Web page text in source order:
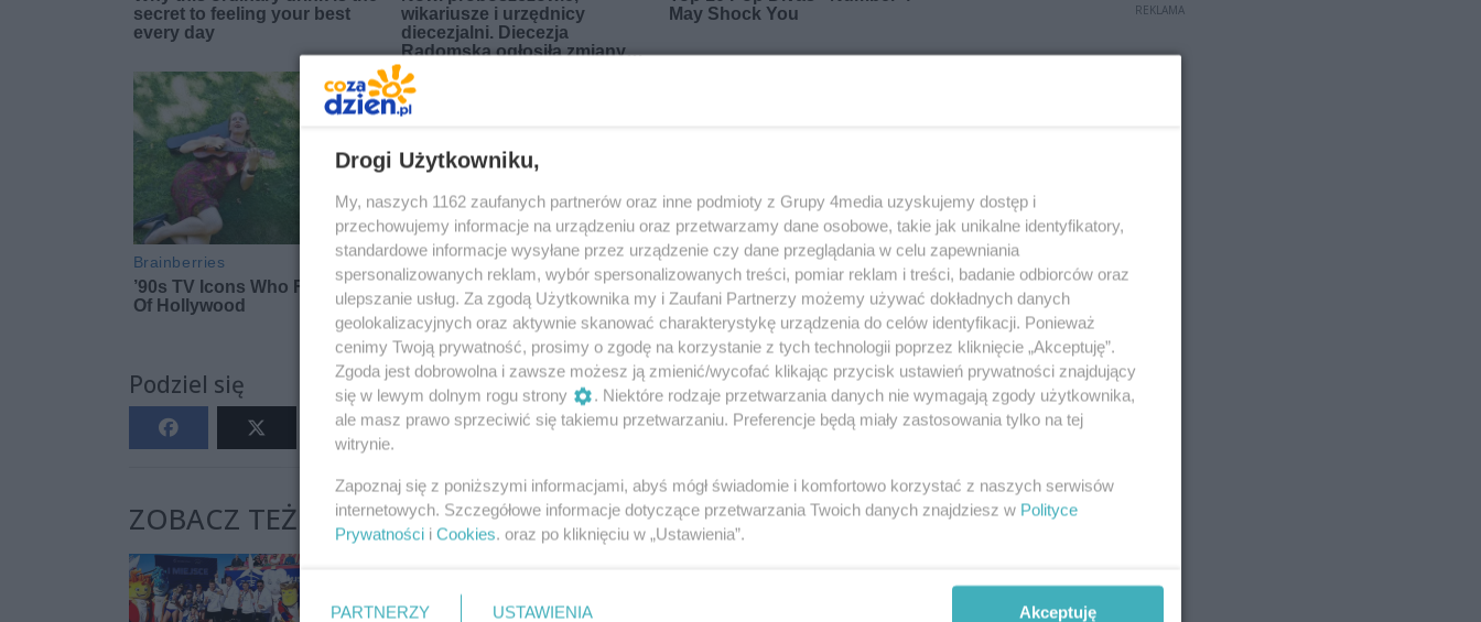
Podziel się Oceń
0 0
ZOBACZ TEŻ:
REKLAMA
Drogi Użytkowniku,
My, naszych 1162 zaufanych partnerów oraz inne podmioty z Grupy 4media uzyskujemy dostęp i
przechowujemy informacje na urządzeniu oraz przetwarzamy dane osobowe, takie jak unikalne identyfikatory,
standardowe informacje wysyłane przez urządzenie czy dane przeglądania w celu zapewniania
spersonalizowanych reklam, wybór spersonalizowanych treści, pomiar reklam i treści, badanie odbiorców oraz
ulepszanie usług. Za zgodą Użytkownika my i Zaufani Partnerzy możemy używać dokładnych danych
geolokalizacyjnych oraz aktywnie skanować charakterystykę urządzenia do celów identyfikacji. Ponieważ
cenimy Twoją prywatność, prosimy o zgodę na korzystanie z tych technologii poprzez kliknięcie „Akceptuję”.
Zgoda jest dobrowolna i zawsze możesz ją zmienić/wycofać klikając przycisk ustawień prywatności znajdujący
się w lewym dolnym rogu strony
. Niektóre rodzaje przetwarzania danych nie wymagają zgody użytkownika,
ale masz prawo sprzeciwić się takiemu przetwarzaniu. Preferencje będą miały zastosowania tylko na tej
witrynie.
Zapoznaj się z poniższymi informacjami, abyś mógł świadomie i komfortowo korzystać z naszych serwisów
internetowych. Szczegółowe informacje dotyczące przetwarzania Twoich danych znajdziesz w Polityce
Prywatności i Cookies. oraz po kliknięciu w „Ustawienia”.
PARTNERZY USTAWIENIA Akceptuję